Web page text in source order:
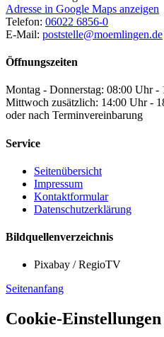
Adresse in Google Maps anzeigen
Telefon: 06022 6856-0
E-Mail: poststelle@moemlingen.de
Öffnungszeiten
Montag - Donnerstag: 08:00 Uhr -
Mittwoch zusätzlich: 14:00 Uhr -
oder nach Terminvereinbarung
Service
Seitenübersicht
Impressum
Kontaktformular
Datenschutzerklärung
Bildquellenverzeichnis
Pixabay / RegioTV
Seitenanfang
Cookie-Einstellungen